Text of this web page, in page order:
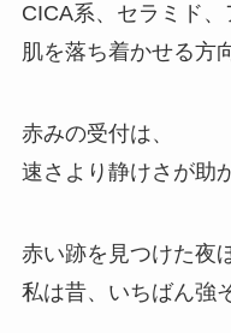
CICA系、セラミド、
肌を落ち着かせる方
赤みの受付は、
速さより静けさが助
赤い跡を見つけた夜
私は昔、いちばん強